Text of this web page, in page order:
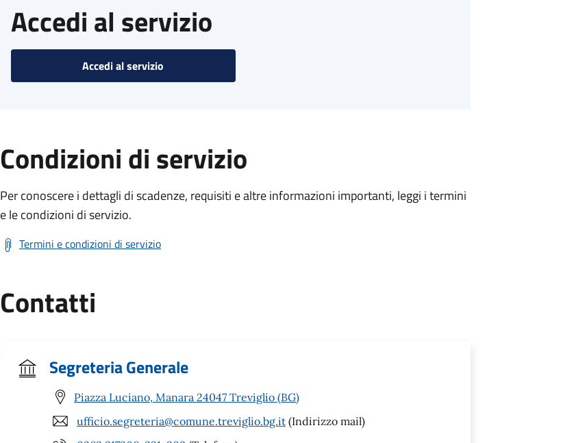
Accedi al servizio
Accedi al servizio
Condizioni di servizio
Per conoscere i dettagli di scadenze, requisiti e altre informazioni importanti, leggi i termini
e le condizioni di servizio.
Termini e condizioni di servizio
Contatti
Segreteria Generale
Piazza Luciano, Manara 24047 Treviglio (BG)
ufficio.segreteria@comune.treviglio.bg.it (Indirizzo mail)